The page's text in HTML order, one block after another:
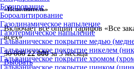
Борирование
Бороалитирование
Газодинамическое напыление
Газотермическое напыление
Гальваническое покрытие медью
Гальваническое покрытие никелем
Гальваническое покрытие хромом
«Исполнитель»
Включает все опции тарифов «Все
всех»
30 000 22 800 за 3 месяца
Выбрать